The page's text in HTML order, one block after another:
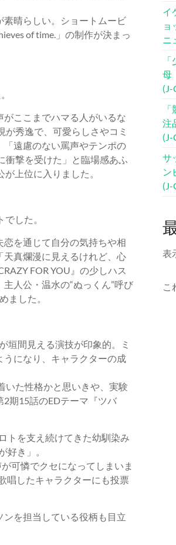
素晴らしい。ショートムービ
of time.」の制作が決まっ
ここまでハマる人がいるな
秀逸で、可愛らしさやコミ
遠慮のない罵声やテンポの
衝撃を受けた」と臨場感あふ
上位に入りました。
した。
を通じて自分の気持ちや相
真爛漫に見えるけれど、心
FOR YOU』の少しハス
人公・温水の“ぬっくん”呼び
ました。
垣間見える演技が印象的。ミ
になり、キャラクターの成
いた性格かと思いきや、実験
期15話のEDテーマ『ツバ
トを支え続けてきた幼馴染み
好き」。
可憐でクセになってしまいま
唱したキャラクターにも投票
を担当している役柄も目立
イ
ニ
母
(J-
注
(J-
サ
ン
(J-
表
こ